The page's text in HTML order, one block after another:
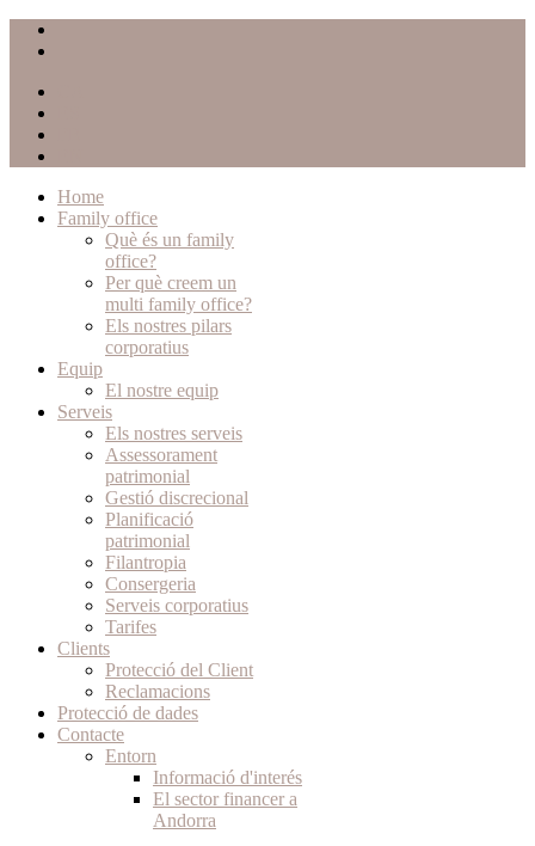
Home
Family office
Què és un family
office?
Per què creem un
multi family office?
Els nostres pilars
corporatius
Equip
El nostre equip
Serveis
Els nostres serveis
Assessorament
patrimonial
Gestió discrecional
Planificació
patrimonial
Filantropia
Consergeria
Serveis corporatius
Tarifes
Clients
Protecció del Client
Reclamacions
Protecció de dades
Contacte
Entorn
Informació d'interés
El sector financer a
Andorra